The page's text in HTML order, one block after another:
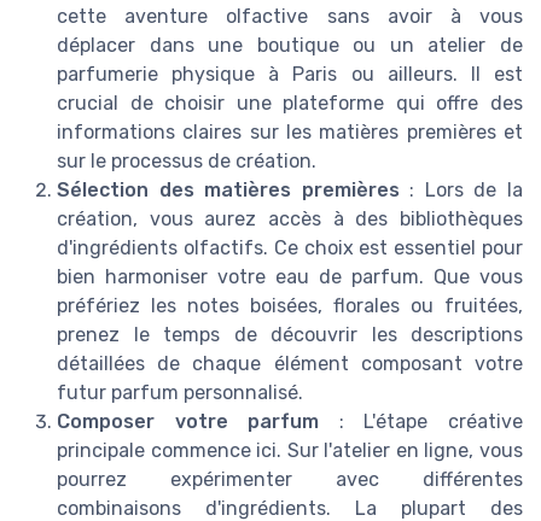
cette aventure olfactive sans avoir à vous
déplacer dans une boutique ou un atelier de
parfumerie physique à Paris ou ailleurs. Il est
crucial de choisir une plateforme qui offre des
informations claires sur les matières premières et
sur le processus de création.
Sélection des matières premières : Lors de la
création, vous aurez accès à des bibliothèques
d'ingrédients olfactifs. Ce choix est essentiel pour
bien harmoniser votre eau de parfum. Que vous
préfériez les notes boisées, florales ou fruitées,
prenez le temps de découvrir les descriptions
détaillées de chaque élément composant votre
futur parfum personnalisé.
Composer votre parfum : L'étape créative
principale commence ici. Sur l'atelier en ligne, vous
pourrez expérimenter avec différentes
combinaisons d'ingrédients. La plupart des